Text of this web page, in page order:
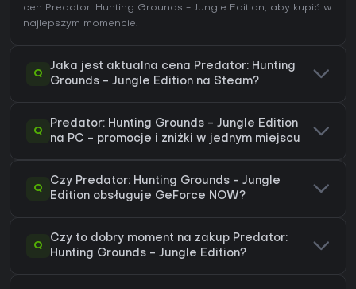
cen Predator: Hunting Grounds - Jungle Edition, aby kupić w
najlepszym momencie.
Q
Jaka jest aktualna cena Predator: Hunting
Grounds - Jungle Edition na Steam?
Q
Predator: Hunting Grounds - Jungle Edition
na PC - promocje i zniżki w jednym miejscu
Q
Czy Predator: Hunting Grounds - Jungle
Edition obsługuje GeForce NOW?
Q
Czy to dobry moment na zakup Predator:
Hunting Grounds - Jungle Edition?